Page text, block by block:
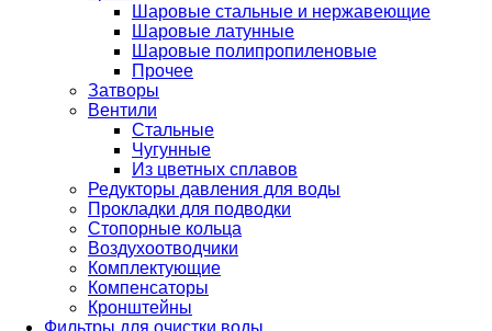
Шаровые стальные и нержавеющие
Шаровые латунные
Шаровые полипропиленовые
Прочее
Затворы
Вентили
Стальные
Чугунные
Из цветных сплавов
Редукторы давления для воды
Прокладки для подводки
Стопорные кольца
Воздухоотводчики
Комплектующие
Компенсаторы
Кронштейны